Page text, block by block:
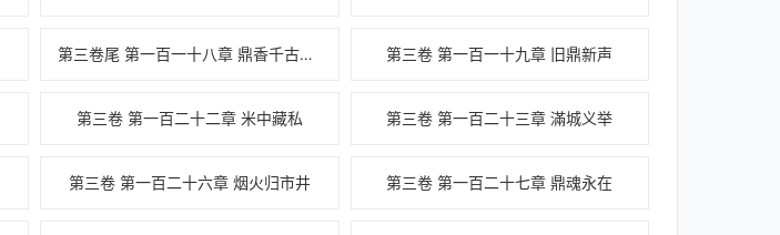
第三卷尾 第一百一十八章 鼎香千古，烟火不绝 第三卷 第一百一十九章 旧鼎新声
第三卷 第一百二十二章 米中藏私 第三卷 第一百二十三章 滿城义举
第三卷 第一百二十六章 烟火归市井 第三卷 第一百二十七章 鼎魂永在